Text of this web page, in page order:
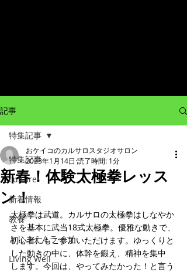
記事
特集記事
culture
新着情報
教養
としまえんライブ
Living Well
特集記事
新春！体験太極拳レッス
ン！
おケイコのカルサロスタジオサロン
2023年1月14日 読了時間: 1分
太極拳は武道。カルサロの太極拳はしなやか
さを基本に武当18式太極拳。優雅な動きで、
初心者にもご参加いただけます。ゆっくりと
した動きの中に、体幹を鍛え、精神を集中
します。今回は、やってみたかった！と言う